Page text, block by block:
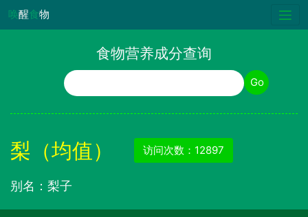
唤醒食物
食物营养成分查询
食物名称 Go
梨（均值） 访问次数：12897
别名：梨子